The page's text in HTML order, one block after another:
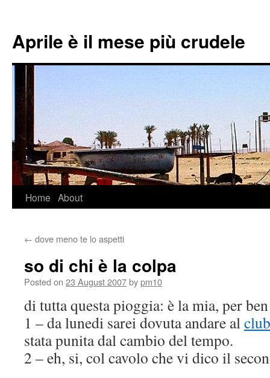
Aprile è il mese più crudele
Skip
content
Home About
← dove meno te lo aspetti
so di chi è la colpa
Posted on 23 August 2007bypm10
di tutta questa pioggia: è la mia, per
1 – da lunedi sarei dovuta andare al
stata punita dal cambio del tempo.
2 – eh, si, col cavolo che vi dico il